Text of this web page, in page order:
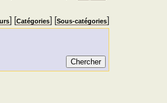
] [Catégories] [Sous-catégories]